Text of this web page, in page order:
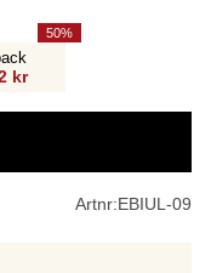
kr
50
Artnr:EBIUL-09